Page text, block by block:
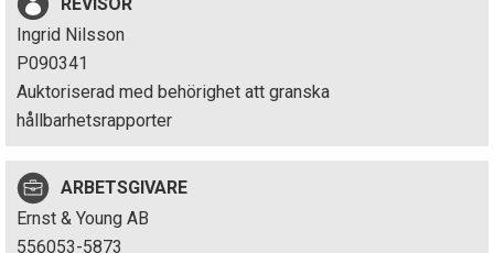
i
n
s
p
e
Ingrid Nilsson
P090341
Auktoriserad med behörighet att granska
hållbarhetsrapporter
ARBETSGIVARE
Ernst & Young AB
556053-5873